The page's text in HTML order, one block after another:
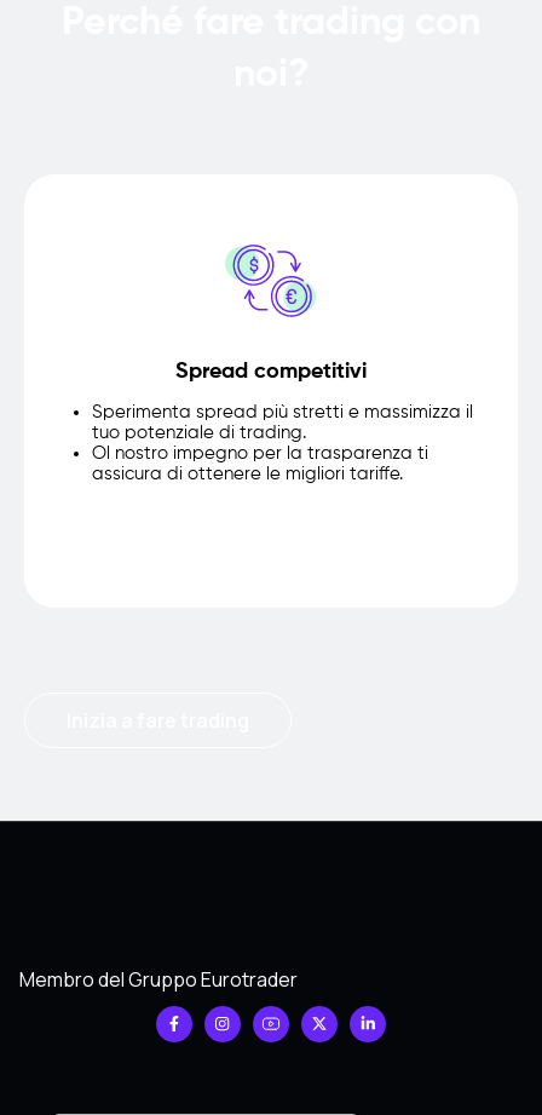
Spread competitivi
Sperimenta spread più stretti e massimizza il
tuo potenziale di trading.
O l nostro impegno per la trasparenza ti
assicura di ottenere le migliori tariffe.
Membro del Gruppo Eurotrader